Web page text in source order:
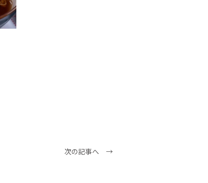
次の記事へ →